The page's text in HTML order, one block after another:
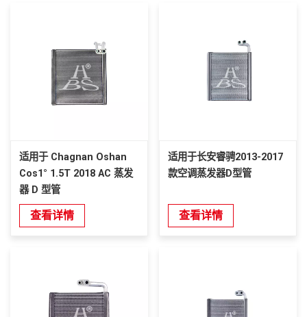
适用于 Chagnan Oshan
Cos1° 1.5T 2018 AC 蒸发
器 D 型管
查看详情
适用于长安睿骋2013-2017
款空调蒸发器D型管
查看详情